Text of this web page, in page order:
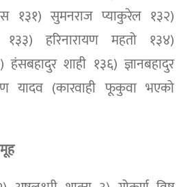
१३१) सुमनराज प्याकुरेल १३२)
१३३) हरिनारायण महतो १३४)
हंसबहादुर शाही १३६) ज्ञानबहादुर
यादव (कारवाही फूकुवा भएको